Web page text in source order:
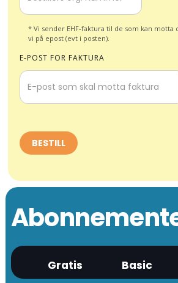
* Vi sender EHF-faktura til de som kan motta
vi på epost (evt i posten).
E-POST FOR FAKTURA
Gratis Basic